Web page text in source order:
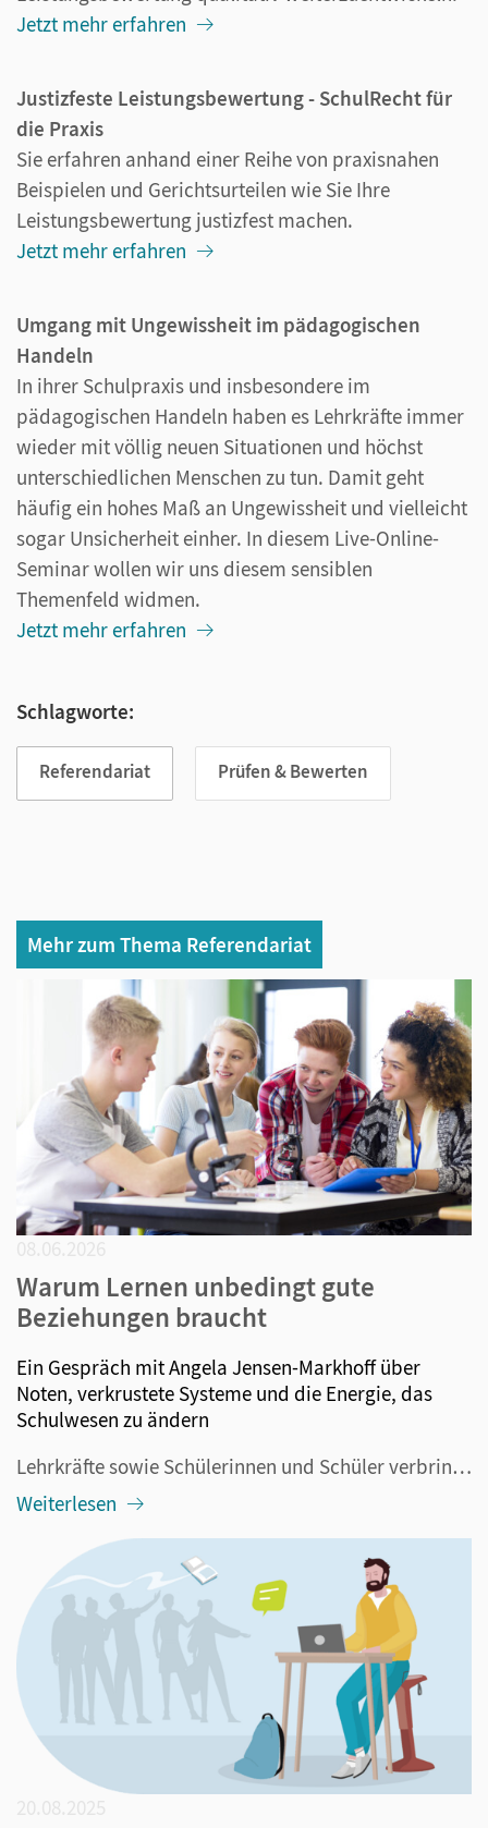
Jetzt mehr erfahren
Justizfeste Leistungsbewertung - SchulRecht für
die Praxis
Sie erfahren anhand einer Reihe von praxisnahen
Beispielen und Gerichtsurteilen wie Sie Ihre
Leistungsbewertung justizfest machen.
Jetzt mehr erfahren
Umgang mit Ungewissheit im pädagogischen
Handeln
In ihrer Schulpraxis und insbesondere im
pädagogischen Handeln haben es Lehrkräfte immer
wieder mit völlig neuen Situationen und höchst
unterschiedlichen Menschen zu tun. Damit geht
häufig ein hohes Maß an Ungewissheit und vielleicht
sogar Unsicherheit einher. In diesem Live-Online-
Seminar wollen wir uns diesem sensiblen
Themenfeld widmen.
Jetzt mehr erfahren
Schlagworte:
Referendariat Prüfen & Bewerten
Mehr zum Thema Referendariat
Warum Lernen unbedingt gute
Beziehungen braucht
Ein Gespräch mit Angela Jensen-Markhoff über
Noten, verkrustete Systeme und die Energie, das
Schulwesen zu ändern
Lehrkräfte sowie Schülerinnen und Schüler verbringen täglich viele Stunden in der Schule und das über Jahre. Wichtig also, dass es ihnen an diesem Ort gut geht. Das betrifft sowohl die äußeren Bedingungen wie etwa das Gebäude oder den Klassenraum als auch und das ganz besonders: ihre Beziehung...
Weiterlesen